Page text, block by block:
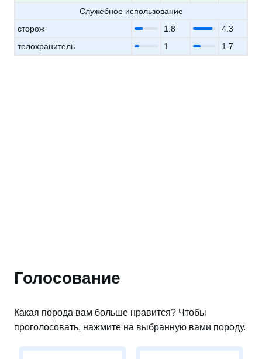
Служебное использование
сторож
1.8
4.3
телохранитель
1 1.7
Голосование
Какая порода вам больше нравится? Чтобы
проголосовать, нажмите на выбранную вами породу.